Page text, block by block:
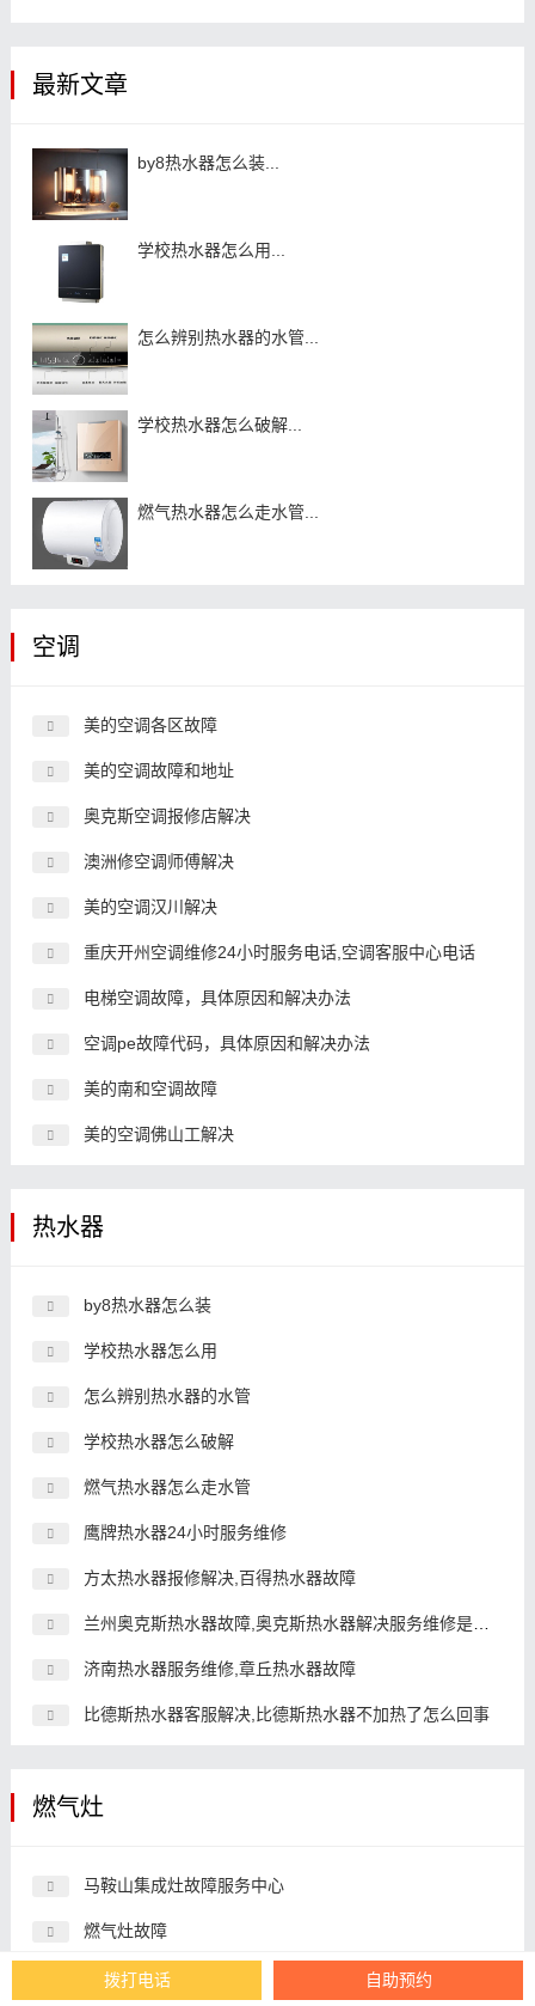
最新文章
by8热水器怎么装...
学校热水器怎么用...
怎么辨别热水器的水管...
学校热水器怎么破解...
燃气热水器怎么走水管...
空调
美的空调各区故障
美的空调故障和地址
奥克斯空调报修店解决
澳洲修空调师傅解决
美的空调汉川解决
重庆开州空调维修24小时服务电话,空调客服中心电话
电梯空调故障，具体原因和解决办法
空调pe故障代码，具体原因和解决办法
美的南和空调故障
美的空调佛山工解决
热水器
by8热水器怎么装
学校热水器怎么用
怎么辨别热水器的水管
学校热水器怎么破解
燃气热水器怎么走水管
鹰牌热水器24小时服务维修
方太热水器报修解决,百得热水器故障
兰州奥克斯热水器故障,奥克斯热水器解决服务维修是多少
济南热水器服务维修,章丘热水器故障
比德斯热水器客服解决,比德斯热水器不加热了怎么回事
燃气灶
马鞍山集成灶故障服务中心
燃气灶故障
沈阳集成灶故障服务中心
拨打电话 自助预约